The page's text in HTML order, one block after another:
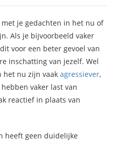
je gedachten in het nu of
Als je bijvoorbeeld vaker
voor een beter gevoel van
inschatting van jezelf. Wel
het nu zijn vaak agressiever,
hebben vaker last van
reactief in plaats van
heeft geen duidelijke